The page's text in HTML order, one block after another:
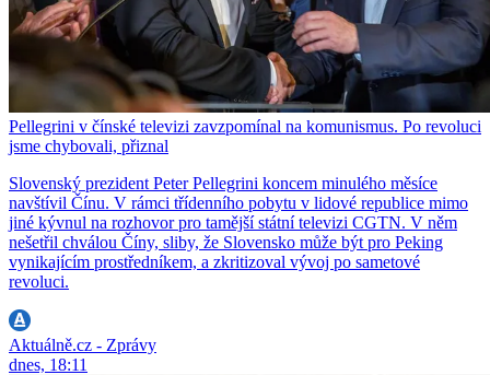
Pellegrini v čínské televizi zavzpomínal na komunismus. Po revoluci
jsme chybovali, přiznal
Slovenský prezident Peter Pellegrini koncem minulého měsíce
navštívil Čínu. V rámci třídenního pobytu v lidové republice mimo
jiné kývnul na rozhovor pro tamější státní televizi CGTN. V něm
nešetřil chválou Číny, sliby, že Slovensko může být pro Peking
vynikajícím prostředníkem, a zkritizoval vývoj po sametové
revoluci.
Aktuálně.cz - Zprávy
dnes, 18:11